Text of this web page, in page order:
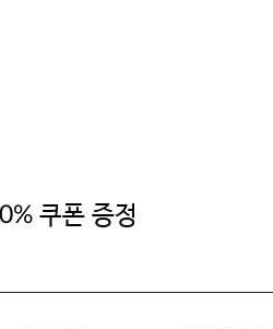
쿠폰 증정